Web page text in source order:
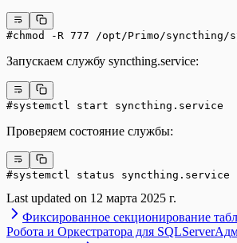
#chmod -R 777 /opt/Primo/syncthing/
Запускаем службу syncthing.service:
#systemctl start syncthing.service
Проверяем состояние службы:
#systemctl status syncthing.service
Last updated on 12 марта 2025 г.
Фиксированное секционирование
Робота и Оркестратора для SQLServer